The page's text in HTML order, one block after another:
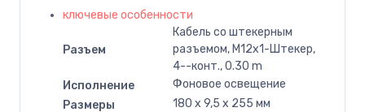
ключевые особенности
Разъем
Кабель со штекерным
разъемом, M12x1-Штекер,
4--конт., 0.30 m
Исполнение
Фоновое освещение
Размеры
180 x 9,5 x 255 мм